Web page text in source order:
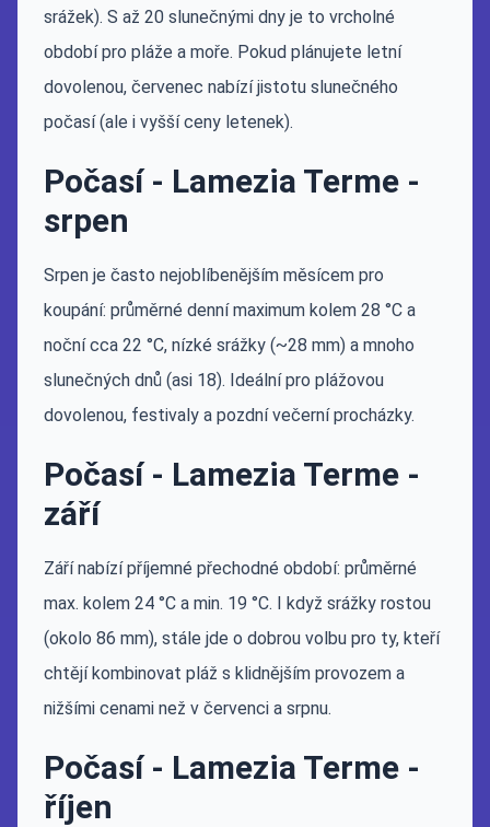
srážek). S až 20 slunečnými dny je to vrcholné
období pro pláže a moře. Pokud plánujete letní
dovolenou, červenec nabízí jistotu slunečného
počasí (ale i vyšší ceny letenek).
Počasí - Lamezia Terme -
srpen
Srpen je často nejoblíbenějším měsícem pro
koupání: průměrné denní maximum kolem 28 °C a
noční cca 22 °C, nízké srážky (~28 mm) a mnoho
slunečných dnů (asi 18). Ideální pro plážovou
dovolenou, festivaly a pozdní večerní procházky.
Počasí - Lamezia Terme -
září
Září nabízí příjemné přechodné období: průměrné
max. kolem 24 °C a min. 19 °C. I když srážky rostou
(okolo 86 mm), stále jde o dobrou volbu pro ty, kteří
chtějí kombinovat pláž s klidnějším provozem a
nižšími cenami než v červenci a srpnu.
Počasí - Lamezia Terme -
říjen